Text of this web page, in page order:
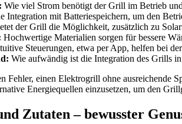
Wie viel Strom benötigt der Grill im Betrieb
Integration mit Batteriespeichern, um den
der Grill die Möglichkeit, zusätzlich zu
Hochwertige Materialien sorgen für bessere
Steuerungen, etwa per App, helfen bei
Wie aufwändig ist die Integration des Grills
Fehler, einen Elektrogrill ohne ausreichende
Energiequellen einzusetzen, um den
Zutaten – bewusster